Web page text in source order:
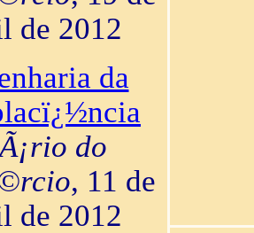
de 2012
da
do
, 11 de
de 2012